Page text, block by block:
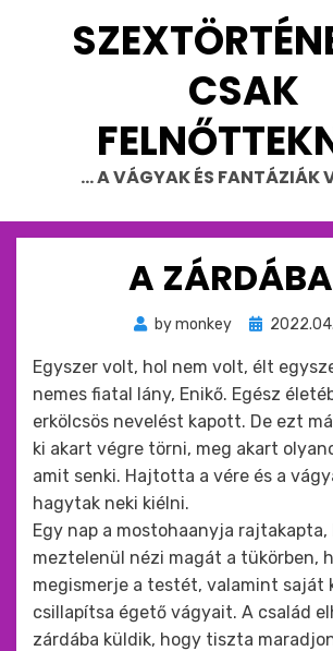
CSAK
… A VÁGYAK ÉS FANTÁZIÁK
A
bymonkey
Beküldve
Egyszer volt, hol nem volt, élt
nemes fiatal lány, Enikő. Egész
erkölcsös nevelést kapott. De ezt
ki akart végre törni, meg akart
amit senki. Hajtotta a vére és a
hagytak neki kiélni.
Egy nap a mostohaanyja rajtakapta,
meztelenül nézi magát a tükörben,
megismerje a testét, valamint saját
csillapítsa égető vágyait. A család
zárdába küldik, hogy tiszta